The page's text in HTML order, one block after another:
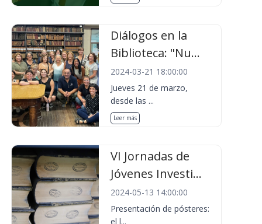
Diálogos en la
Biblioteca: "Nu...
2024-03-21 18:00:00
Jueves 21 de marzo,
desde las ...
Leer más
VI Jornadas de
Jóvenes Investi...
2024-05-13 14:00:00
Presentación de pósteres:
el l...